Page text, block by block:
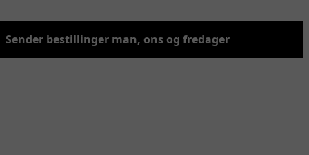
Sender bestillinger man, ons og fredager